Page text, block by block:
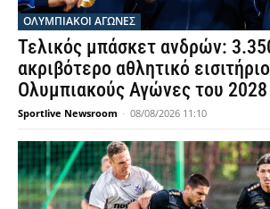
ΟΛΥΜΠΙΑΚΟΊ ΑΓΏΝΕΣ
Τελικός μπάσκετ ανδρών:
ακριβότερο αθλητικό
Ολυμπιακούς Αγώνες του 2028
Sportlive Newsroom - 08/08/2026 11:10